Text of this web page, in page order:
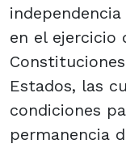
en el ejercicio
Estados, las
condiciones
permanencia